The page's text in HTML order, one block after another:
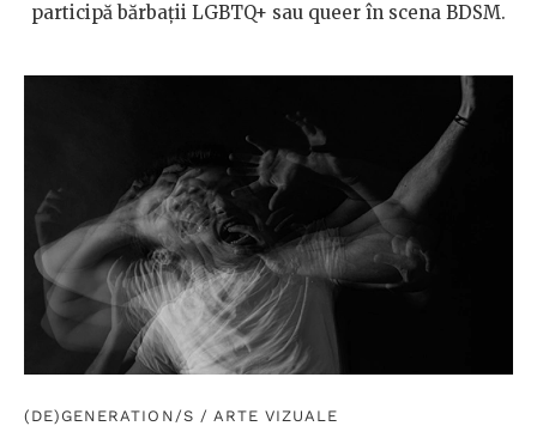
participă bărbații LGBTQ+ sau queer în scena BDSM.
(DE)GENERATION/S / ARTE VIZUALE